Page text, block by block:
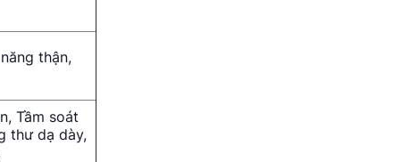
thận,
Tầm soát
thư dạ dày,